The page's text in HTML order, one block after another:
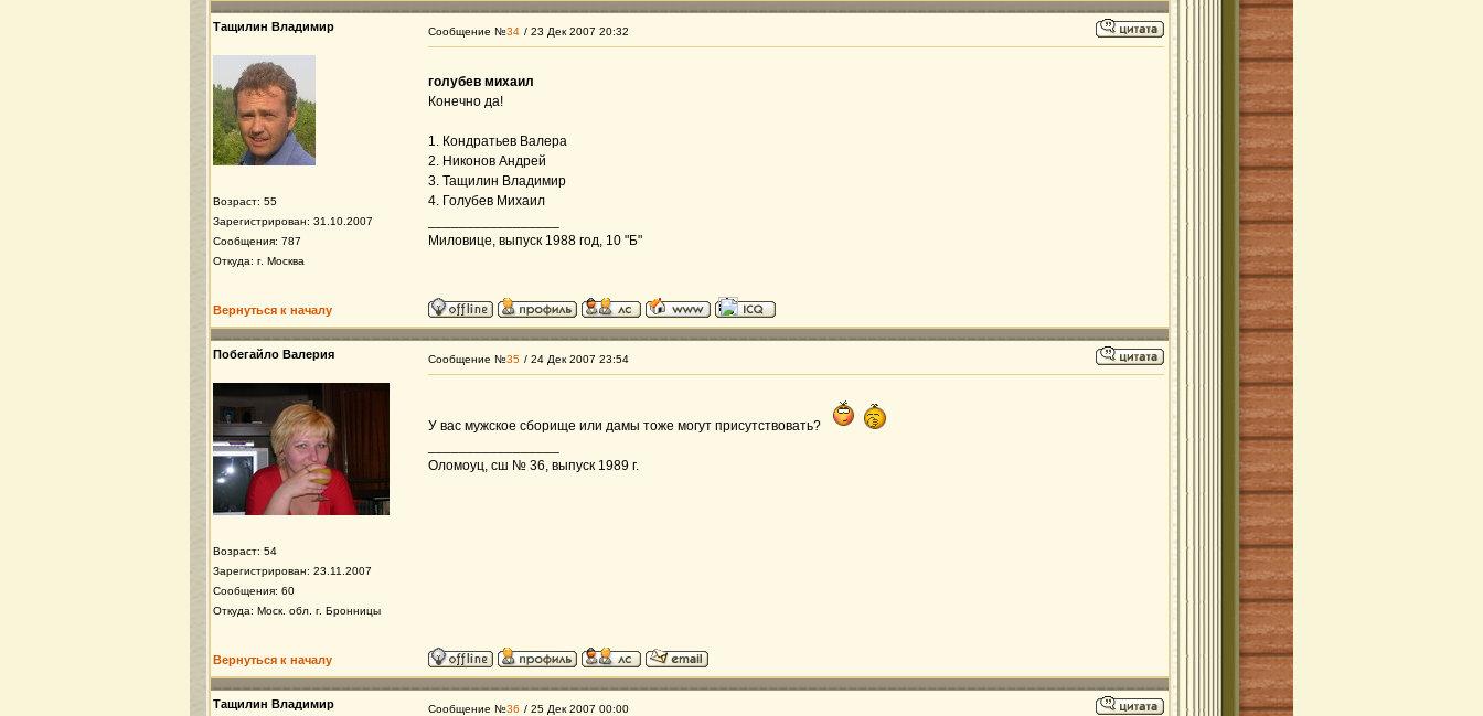
Тащилин Владимир
Возраст: 55
Зарегистрирован: 31.10.2007
Сообщения: 787
Откуда: г. Москва
Сообщение №34 / 23 Дек 2007 20:32
голубев михаил
Конечно да!
1. Кондратьев Валера
2. Никонов Андрей
3. Тащилин Владимир
4. Голубев Михаил
Миловице, выпуск 1988 год, 10 "Б"
Вернуться к началу
Побегайло Валерия
Возраст: 54
Зарегистрирован: 23.11.2007
Сообщения: 60
Откуда: Моск. обл. г. Бронницы
Сообщение №35 / 24 Дек 2007 23:54
У вас мужское сборище или дамы тоже могут присутствовать?
Оломоуц, сш № 36, выпуск 1989 г.
Вернуться к началу
Тащилин Владимир Сообщение №36 / 25 Дек 2007 00:00